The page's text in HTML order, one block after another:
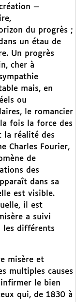
—
du progrès ;
un étau de
Un progrès
cher à
mais, en
ou
le romancier
fois la force des
la réalité des
Charles Fourier,
de
des
dans sa
est visible.
il est
a suivi
les différents
misère et
multiples causes
infirmer le bien
qui, de 1830 à